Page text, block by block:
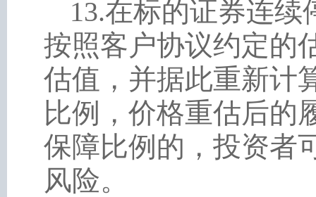
13.在标的证券连续
按照客户协议约定的
估值，并据此重新计
比例，价格重估后的
保障比例的，投资者
风险。